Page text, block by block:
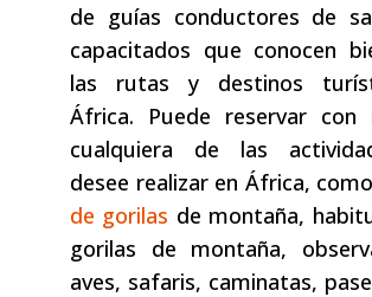
de guías conductores de
capacitados que conocen
las rutas y destinos
África. Puede reservar con
cualquiera de las
desee realizar en África, como
de gorilas de montaña,
gorilas de montaña,
aves, safaris, caminatas,